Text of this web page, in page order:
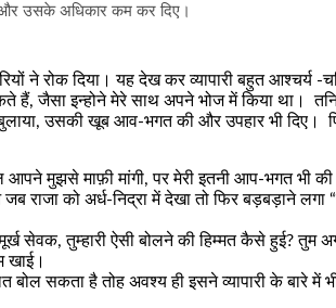
और उसके अधिकार कम कर दिए।
ने रोक दिया। यह देख कर व्यापारी बहुत
हैं,जैसा इन्होने मेरे साथ अपने भोज में किया था।
,उसकी खूब आव-भगत की और उपहार भी दिए।
मुझसे माफ़ी मांगी,पर मेरी इतनी आप-भगत भी
राजा को अर्ध-निद्रा में देखा तो फिर बड़बड़ाने लगा
सेवक,तुम्हारी ऐसी बोलने की हिम्मत कैसे हुई?तुम
खाई।
सकता है तोह अवश्य ही इसने व्यापारी के बारे में